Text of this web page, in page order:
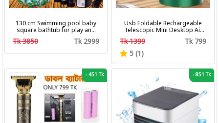
130 cm Swimming pool baby
square bathtub for play and
bath with pumper & Ring
Tk 3850 Tk 2999
Usb Foldable Rechargeable
Telescopic Mini Desktop Air
Fan 3 In 1 Camping Portable
Tk 1399
Tk 799
5 (1)
-451 Tk -851 Tk